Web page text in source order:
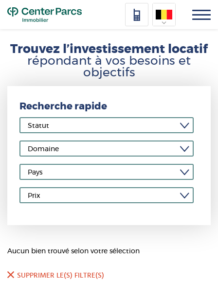
Deutsch
Trouvez l’investissement locatif
répondant à vos besoins et
objectifs
biens
Recherche rapide
Aucun bien trouvé selon votre sélection
SUPPRIMER LE(S) FILTRE(S)